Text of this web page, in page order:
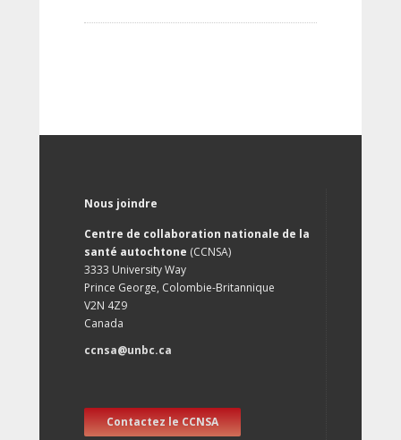
Nous joindre
Centre de collaboration nationale de la
santé autochtone (CCNSA)
3333 University Way
Prince George, Colombie-Britannique
V2N 4Z9
Canada
ccnsa@unbc.ca
Contactez le CCNSA